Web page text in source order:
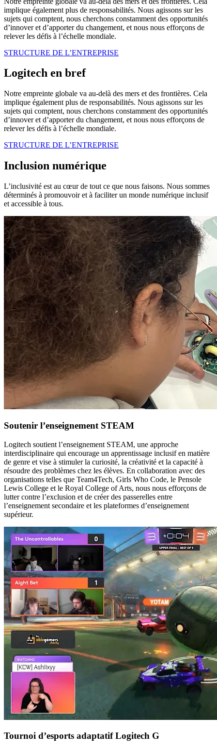
implique également plus de responsabilités. Nous agissons sur les
sujets qui comptent, nous cherchons constamment des opportunités
d’innover et d’apporter du changement, et nous nous efforçons de
relever les défis à l’échelle mondiale.
STRUCTURE DE L’ENTREPRISE
Logitech en bref
Notre empreinte globale va au-delà des mers et des frontières. Cela
implique également plus de responsabilités. Nous agissons sur les
sujets qui comptent, nous cherchons constamment des opportunités
d’innover et d’apporter du changement, et nous nous efforçons de
relever les défis à l’échelle mondiale.
STRUCTURE DE L’ENTREPRISE
Inclusion numérique
L’inclusivité est au cœur de tout ce que nous faisons. Nous sommes
déterminés à promouvoir et à faciliter un monde numérique inclusif
et accessible à tous.
Soutenir l’enseignement STEAM
Logitech soutient l’enseignement STEAM, une approche
interdisciplinaire qui encourage un apprentissage inclusif en matière
de genre et vise à stimuler la curiosité, la créativité et la capacité à
résoudre des problèmes chez les élèves. En collaboration avec des
organisations telles que Team4Tech, Girls Who Code, le Pensole
Lewis College et le Royal College of Arts, nous nous efforçons de
lutter contre l’exclusion et de créer des passerelles entre
l’enseignement secondaire et les plateformes d’enseignement
supérieur.
Tournoi d’esports adaptatif Logitech G